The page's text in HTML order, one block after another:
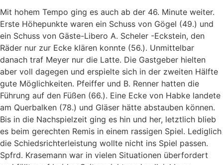
Mit hohem Tempo ging es auch ab der 46. Minute weiter.
Erste Höhepunkte waren ein Schuss von Gögel (49.) und
ein Schuss von Gäste-Libero A. Scheler -Eckstein, den
Räder nur zur Ecke klären konnte (56.). Unmittelbar
danach traf Meyer nur die Latte. Die Gastgeber hielten
aber voll dagegen und erspielte sich in der zweiten Hälfte
gute Möglichkeiten. Pfeiffer und B. Renner hatten die
Führung auf den Füßen (66.). Eine Ecke von Habke landete
am Querbalken (78.) und Gläser hätte abstauben können.
Bis in die Nachspielzeit ging es hin und her, letztlich blieb
es beim gerechten Remis in einem rassigen Spiel. Lediglich
die Schiedsrichterleistung wollte nicht ins Spiel passen.
Spfrd. Krasemann war in vielen Situationen überfordert